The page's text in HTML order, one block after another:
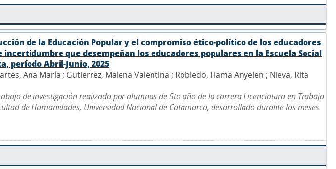
de la Educación Popular y el compromiso ético-político de los educadores
incertidumbre que desempeñan los educadores populares en la Escuela Social
período Abril-Junio, 2025
Ana María ; Gutierrez, Malena Valentina ; Robledo, Fiama Anyelen ; Nieva, Rita
de investigación realizado por alumnas de 5to año de la carrera Licenciatura en Trabajo
de Humanidades, Universidad Nacional de Catamarca, desarrollado durante los meses